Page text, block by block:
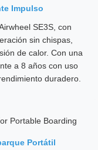
Impulso
SE3S, con
sin chispas,
de calor. Con una
a 8 años con uso
duradero.
Portátil